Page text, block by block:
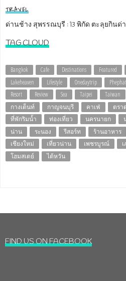
TRAVEL
ด่านช้าง สุพรรณบุรี : 13 พิกัด ตะลุยกินด่
TAG CLOUD
Bangkok Cafe Destinations Featured
Lakeheaven
Lifestyle Onedaytrip
Resort
Review Sea Taipei Taiwan
กางเต็นท์
กาญจนบุรี คาเฟ่ ตรา
ที่พักริมน้ำ
ท่องเที่ยว นครนายก
น่าน
ระนอง รีสอร์ท ร้านอาหาร
เชียงใหม่
เที่ยวน่าน เพชรบูรณ์
โฮมสเตย์
ไต้หวัน
FIND US ON FACEBOOK